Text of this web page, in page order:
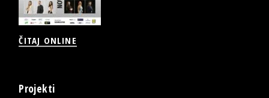
ČITAJ ONLINE
Projekti